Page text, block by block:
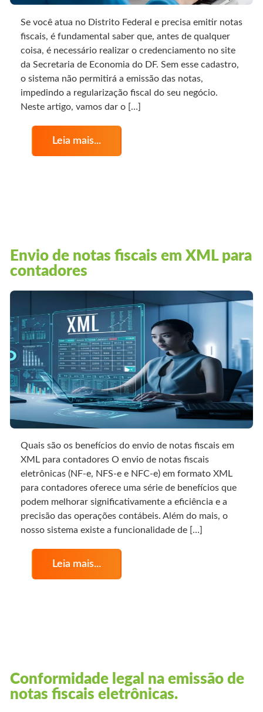
Se você atua no Distrito Federal e precisa emitir notas
fiscais, é fundamental saber que, antes de qualquer
coisa, é necessário realizar o credenciamento no site
da Secretaria de Economia do DF. Sem esse cadastro,
o sistema não permitirá a emissão das notas,
impedindo a regularização fiscal do seu negócio.
Neste artigo, vamos dar o […]
Leia mais...
Envio de notas fiscais em XML para
contadores
Quais são os benefícios do envio de notas fiscais em
XML para contadores O envio de notas fiscais
eletrônicas (NF-e, NFS-e e NFC-e) em formato XML
para contadores oferece uma série de benefícios que
podem melhorar significativamente a eficiência e a
precisão das operações contábeis. Além do mais, o
nosso sistema existe a funcionalidade de […]
Leia mais...
Conformidade legal na emissão de
notas fiscais eletrônicas.